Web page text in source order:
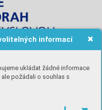
informací
ukládat žádné informace
požádali o souhlas s